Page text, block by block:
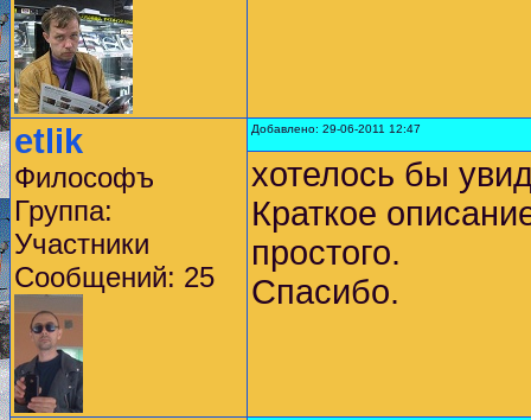
etlik
Философъ
Группа:
Участники
Сообщений: 25
Добавлено: 29-06-2011 12:47
хотелось бы
Краткое
простого.
Спасибо.